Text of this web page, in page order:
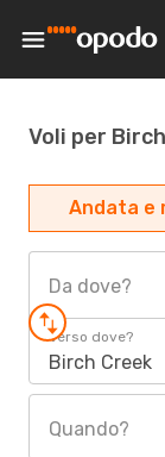
Voli per
Andata e
Da dove?
Verso dove?
Birch Creek
Quando?